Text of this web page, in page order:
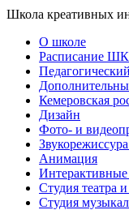
Школа креативных
О школе
Расписание
Кемеровская
Дизайн
Фото- и
Анимация
Студия театра
Студия